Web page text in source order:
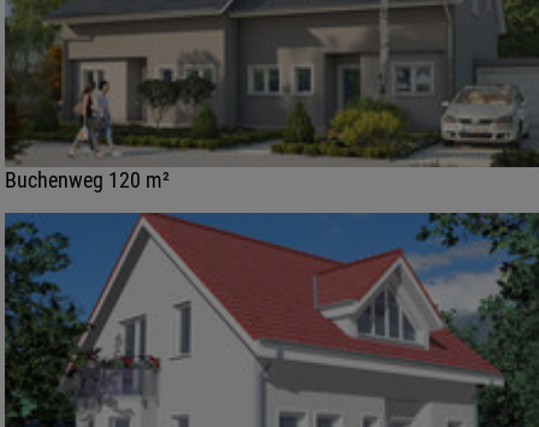
Buchenweg 120 m²